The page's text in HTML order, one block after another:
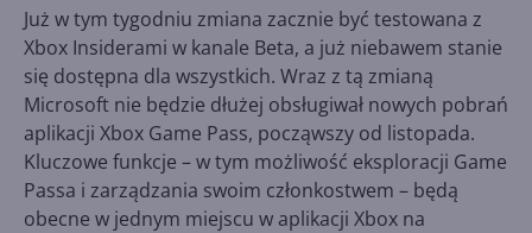
Już w tym tygodniu zmiana zacznie być testowana z
Xbox Insiderami w kanale Beta, a już niebawem stanie
się dostępna dla wszystkich. Wraz z tą zmianą
Microsoft nie będzie dłużej obsługiwał nowych pobrań
aplikacji Xbox Game Pass, począwszy od listopada.
Kluczowe funkcje – w tym możliwość eksploracji Game
Passa i zarządzania swoim członkostwem – będą
obecne w jednym miejscu w aplikacji Xbox na